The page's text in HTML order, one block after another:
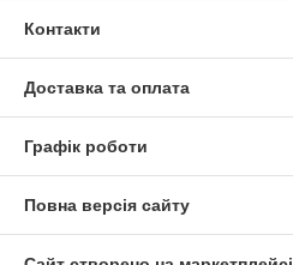
Контакти
Доставка та оплата
Графік роботи
Повна версія сайту